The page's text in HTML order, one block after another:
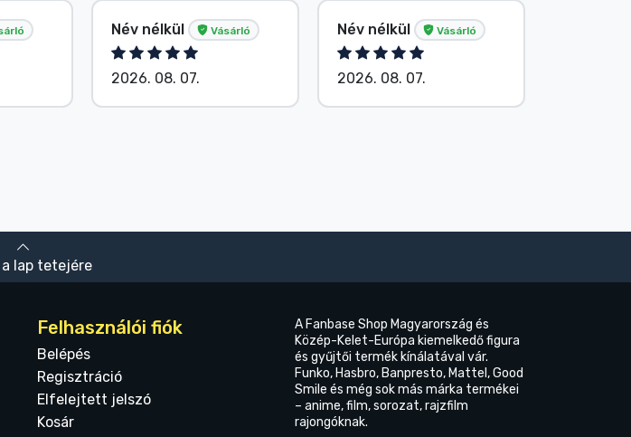
Név nélkül Vásárló
2026. 08. 07.
Név nélkül Vásárló
2026. 08. 07.
a lap tetejére
Felhasználói fiók
Belépés
Regisztráció
Elfelejtett jelszó
Kosár
A Fanbase Shop Magyarország és
Közép-Kelet-Európa kiemelkedő figura
és gyűjtői termék kínálatával vár.
Funko, Hasbro, Banpresto, Mattel, Good
Smile és még sok más márka termékei
– anime, film, sorozat, rajzfilm
rajongóknak.